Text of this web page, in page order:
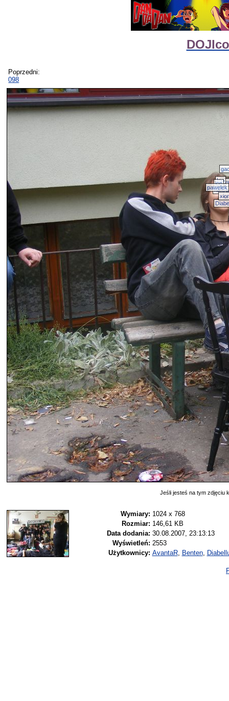
Poprzedni:
098
Ino
ion
pawelek
Jeśli jesteś na tym zdjęciu
Wymiary: 1024 x 768
Rozmiar: 146,61 KB
Data dodania: 30.08.2007, 23:13:13
Wyświetleń: 2553
Użytkownicy: AvantaR, Benten,